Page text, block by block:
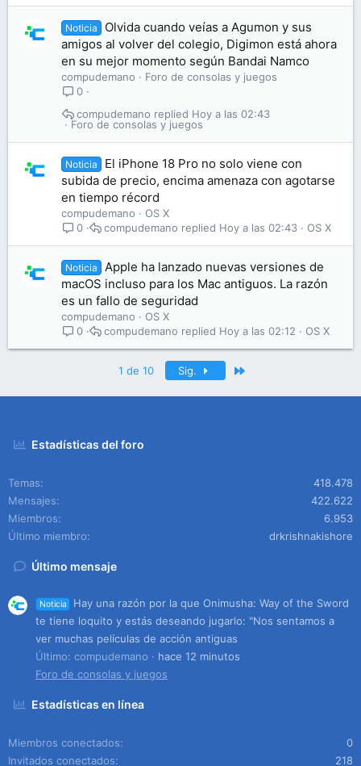
Noticia
Olvida cuando veías a Agumon y sus
amigos al volver del colegio, Digimon está ahora
en su mejor momento según Bandai Namco
compudemano
Foro de consolas y juegos
0
Foro de consolas y juegos
Hoy a las 02:43
compudemano
Noticia
El iPhone 18 Pro no solo viene con
subida de precio, encima amenaza con agotarse
en tiempo récord
compudemano
OS X
0
OS X
Hoy a las 02:43
compudemano
Noticia
Apple ha lanzado nuevas versiones de
macOS incluso para los Mac antiguos. La razón
es un fallo de seguridad
compudemano
OS X
0
OS X
Hoy a las 02:12
compudemano
1 de 10 Sig.
Estadísticas del foro
Temas
418.478
Mensajes
422.622
Miembros
6.953
Último miembro
drkrishnakishore
Último mensaje
Noticia
Hay una razón por la que Onimusha: Way of the Sword
te tiene loquito y estás deseando jugarlo: "Nos sentamos a
ver muchas películas de acción antiguas
Último: compudemano
hace 12 minutos
Foro de consolas y juegos
Estadísticas en línea
Miembros conectados
0
Invitados conectados
218